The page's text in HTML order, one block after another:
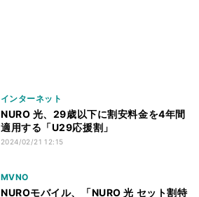
インターネット
NURO 光、29歳以下に割安料金を4年間
適用する「U29応援割」
2024/02/21 12:15
MVNO
NUROモバイル、「NURO 光 セット割特